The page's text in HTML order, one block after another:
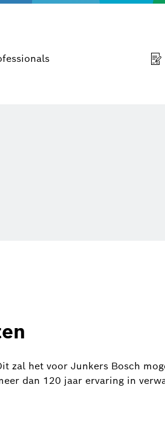
zal het voor Junkers Bosch
dan 120 jaar ervaring in